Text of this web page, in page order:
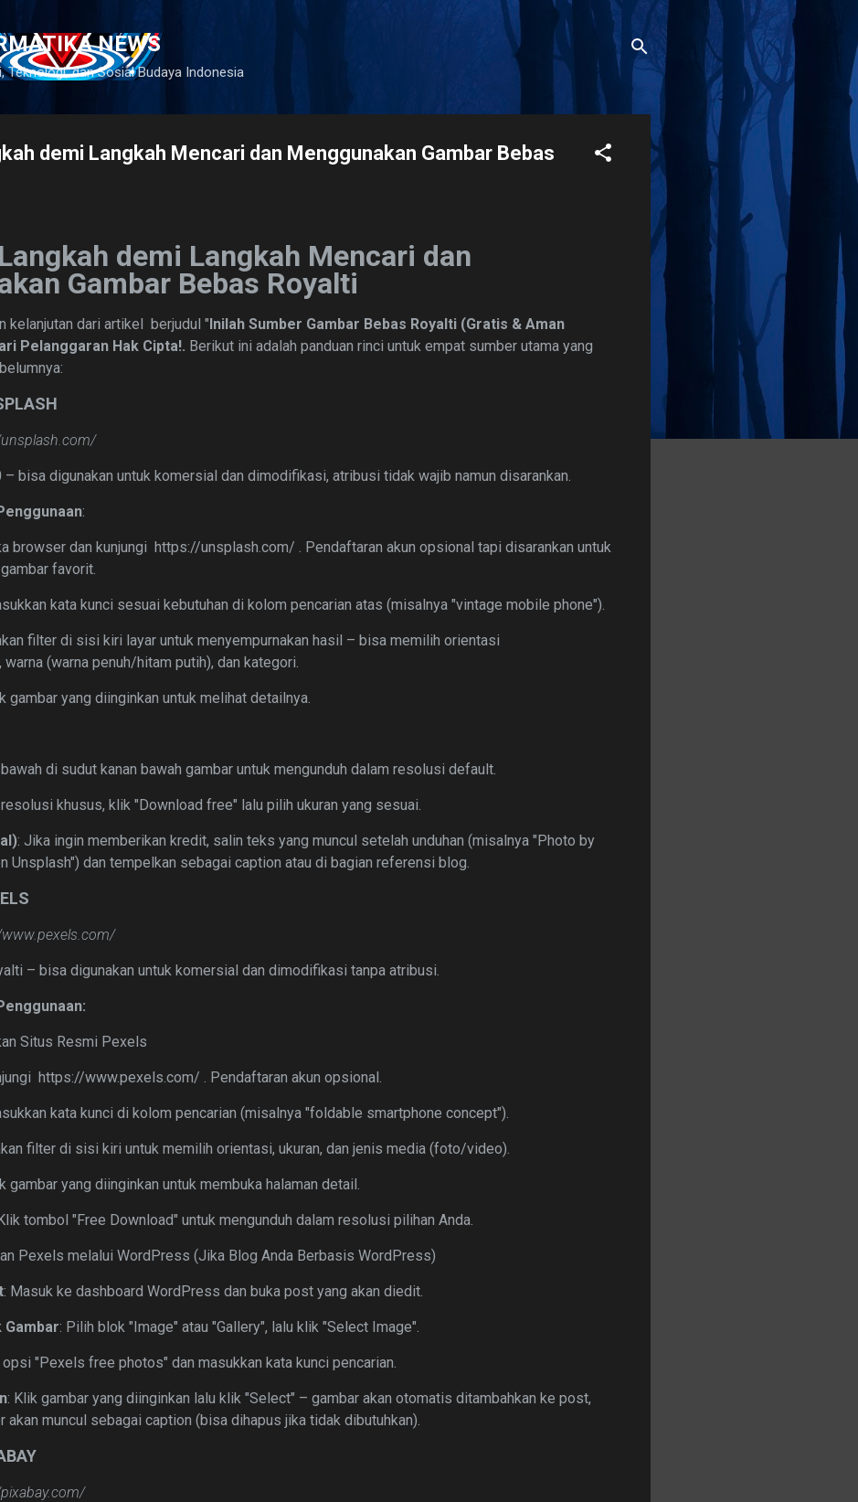
NEWS
Teknologi, dan Sosial Budaya Indonesia
demi Langkah Mencari dan Menggunakan Gambar Bebas
demi Langkah Mencari dan
Gambar Bebas Royalti
kelanjutan dari artikel berjudul "Inilah Sumber Gambar Bebas Royalti (Gratis & Aman
Pelanggaran Hak Cipta!. Berikut ini adalah panduan rinci untuk empat sumber utama yang
– bisa digunakan untuk komersial dan dimodifikasi, atribusi tidak wajib namun disarankan.
:
browser dan kunjungi https://unsplash.com/ . Pendaftaran akun opsional tapi disarankan untuk
favorit.
kata kunci sesuai kebutuhan di kolom pencarian atas (misalnya "vintage mobile phone").
filter di sisi kiri layar untuk menyempurnakan hasil – bisa memilih orientasi
(warna penuh/hitam putih), dan kategori.
gambar yang diinginkan untuk melihat detailnya.
di sudut kanan bawah gambar untuk mengunduh dalam resolusi default.
khusus, klik "Download free" lalu pilih ukuran yang sesuai.
: Jika ingin memberikan kredit, salin teks yang muncul setelah unduhan (misalnya "Photo by
Unsplash") dan tempelkan sebagai caption atau di bagian referensi blog.
– bisa digunakan untuk komersial dan dimodifikasi tanpa atribusi.
Situs Resmi Pexels
https://www.pexels.com/ . Pendaftaran akun opsional.
kata kunci di kolom pencarian (misalnya "foldable smartphone concept").
filter di sisi kiri untuk memilih orientasi, ukuran, dan jenis media (foto/video).
gambar yang diinginkan untuk membuka halaman detail.
tombol "Free Download" untuk mengunduh dalam resolusi pilihan Anda.
Pexels melalui WordPress (Jika Blog Anda Berbasis WordPress)
: Masuk ke dashboard WordPress dan buka post yang akan diedit.
Gambar: Pilih blok "Image" atau "Gallery", lalu klik "Select Image".
opsi "Pexels free photos" dan masukkan kata kunci pencarian.
: Klik gambar yang diinginkan lalu klik "Select" – gambar akan otomatis ditambahkan ke post,
muncul sebagai caption (bisa dihapus jika tidak dibutuhkan).